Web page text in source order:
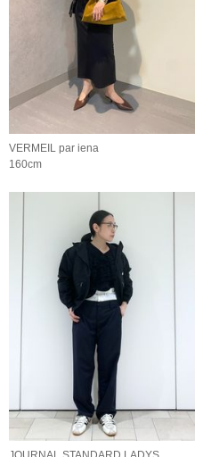
VERMEIL par iena
160cm